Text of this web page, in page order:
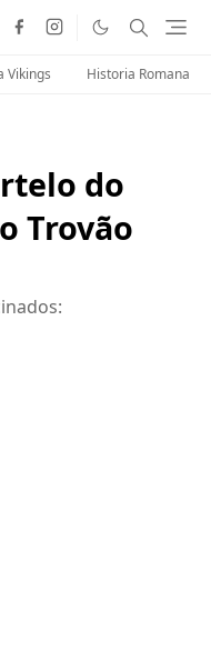
Vikings Historia Romana
do
Trovão